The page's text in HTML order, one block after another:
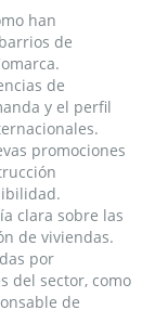
han
de
de
y el perfil
promociones
clara sobre las
de viviendas.
por
del sector, como
de